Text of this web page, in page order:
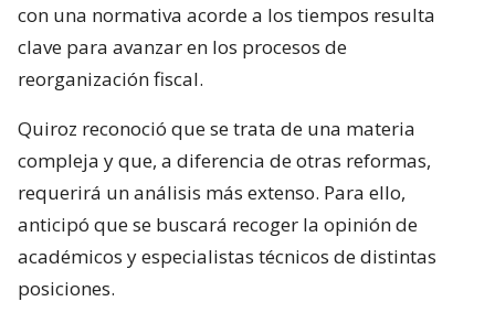
con una normativa acorde a los tiempos resulta
clave para avanzar en los procesos de
reorganización fiscal.
Quiroz reconoció que se trata de una materia
compleja y que, a diferencia de otras reformas,
requerirá un análisis más extenso. Para ello,
anticipó que se buscará recoger la opinión de
académicos y especialistas técnicos de distintas
posiciones.